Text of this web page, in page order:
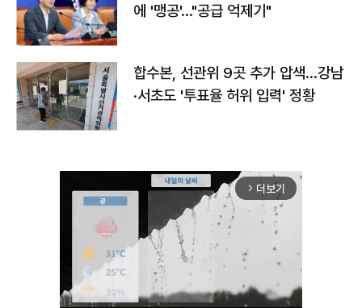
에 '맹공'…"공급 억제기"
합수본, 선관위 9곳 추가 압색…강남
·서초도 '투표율 허위 입력' 정황
arrow_forward_ios 더보기